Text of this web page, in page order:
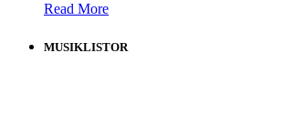
Read More
MUSIKLISTOR